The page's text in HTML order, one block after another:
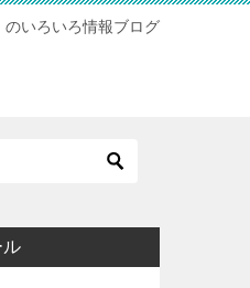
いろいろ情報ブログ
ル